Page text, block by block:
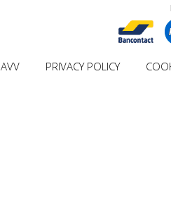
AVV PRIVACY POLICY